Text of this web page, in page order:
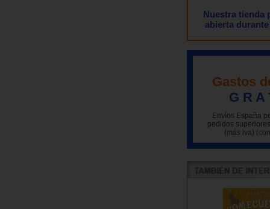
Nuestra tienda
abierta
Gastos
G R A
Envíos España
pedidos
(más iva)